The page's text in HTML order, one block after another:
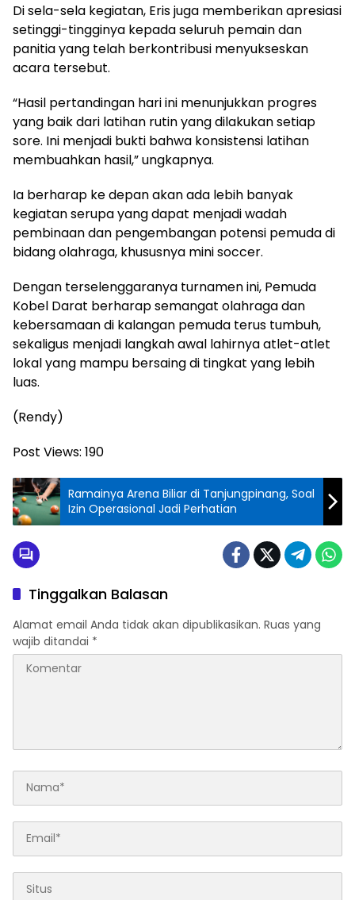
Di sela-sela kegiatan, Eris juga memberikan apresiasi
setinggi-tingginya kepada seluruh pemain dan
panitia yang telah berkontribusi menyukseskan
acara tersebut.
“Hasil pertandingan hari ini menunjukkan progres
yang baik dari latihan rutin yang dilakukan setiap
sore. Ini menjadi bukti bahwa konsistensi latihan
membuahkan hasil,” ungkapnya.
Ia berharap ke depan akan ada lebih banyak
kegiatan serupa yang dapat menjadi wadah
pembinaan dan pengembangan potensi pemuda di
bidang olahraga, khususnya mini soccer.
Dengan terselenggaranya turnamen ini, Pemuda
Kobel Darat berharap semangat olahraga dan
kebersamaan di kalangan pemuda terus tumbuh,
sekaligus menjadi langkah awal lahirnya atlet-atlet
lokal yang mampu bersaing di tingkat yang lebih
luas.
(Rendy)
Post Views: 190
Ramainya Arena Biliar di Tanjungpinang, Soal
Izin Operasional Jadi Perhatian
Tinggalkan Balasan
Alamat email Anda tidak akan dipublikasikan. Ruas yang
wajib ditandai *